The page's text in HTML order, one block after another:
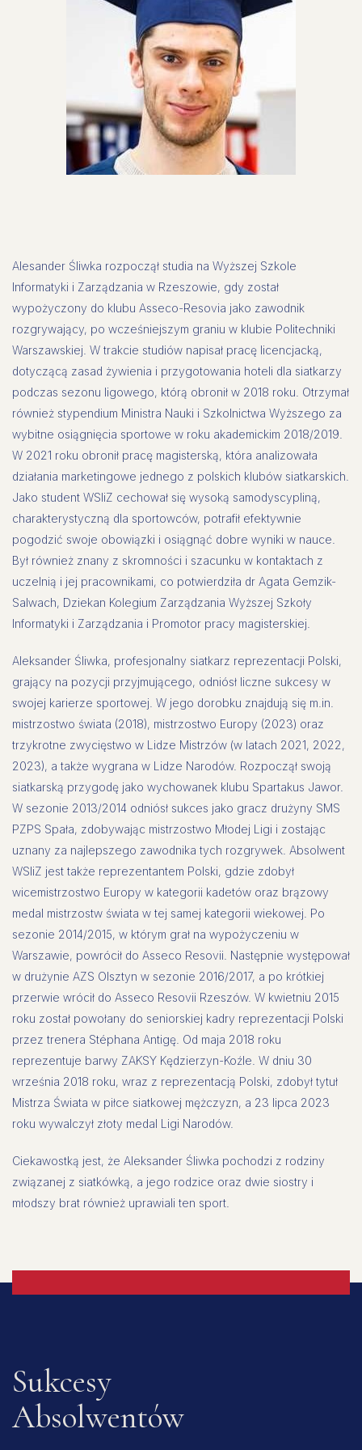
Alesander Śliwka rozpoczął studia na Wyższej Szkole
Informatyki i Zarządzania w Rzeszowie, gdy został
wypożyczony do klubu Asseco-Resovia jako zawodnik
rozgrywający, po wcześniejszym graniu w klubie Politechniki
Warszawskiej. W trakcie studiów napisał pracę licencjacką,
dotyczącą zasad żywienia i przygotowania hoteli dla siatkarzy
podczas sezonu ligowego, którą obronił w 2018 roku. Otrzymał
również stypendium Ministra Nauki i Szkolnictwa Wyższego za
wybitne osiągnięcia sportowe w roku akademickim 2018/2019.
W 2021 roku obronił pracę magisterską, która analizowała
działania marketingowe jednego z polskich klubów siatkarskich.
Jako student WSIiZ cechował się wysoką samodyscypliną,
charakterystyczną dla sportowców, potrafił efektywnie
pogodzić swoje obowiązki i osiągnąć dobre wyniki w nauce.
Był również znany z skromności i szacunku w kontaktach z
uczelnią i jej pracownikami, co potwierdziła dr Agata Gemzik-
Salwach, Dziekan Kolegium Zarządzania Wyższej Szkoły
Informatyki i Zarządzania i Promotor pracy magisterskiej.
Aleksander Śliwka, profesjonalny siatkarz reprezentacji Polski,
grający na pozycji przyjmującego, odniósł liczne sukcesy w
swojej karierze sportowej. W jego dorobku znajdują się m.in.
mistrzostwo świata (2018), mistrzostwo Europy (2023) oraz
trzykrotne zwycięstwo w Lidze Mistrzów (w latach 2021, 2022,
2023), a także wygrana w Lidze Narodów. Rozpoczął swoją
siatkarską przygodę jako wychowanek klubu Spartakus Jawor.
W sezonie 2013/2014 odniósł sukces jako gracz drużyny SMS
PZPS Spała, zdobywając mistrzostwo Młodej Ligi i zostając
uznany za najlepszego zawodnika tych rozgrywek. Absolwent
WSIiZ jest także reprezentantem Polski, gdzie zdobył
wicemistrzostwo Europy w kategorii kadetów oraz brązowy
medal mistrzostw świata w tej samej kategorii wiekowej. Po
sezonie 2014/2015, w którym grał na wypożyczeniu w
Warszawie, powrócił do Asseco Resovii. Następnie występował
w drużynie AZS Olsztyn w sezonie 2016/2017, a po krótkiej
przerwie wrócił do Asseco Resovii Rzeszów. W kwietniu 2015
roku został powołany do seniorskiej kadry reprezentacji Polski
przez trenera Stéphana Antigę. Od maja 2018 roku
reprezentuje barwy ZAKSY Kędzierzyn-Koźle. W dniu 30
września 2018 roku, wraz z reprezentacją Polski, zdobył tytuł
Mistrza Świata w piłce siatkowej mężczyzn, a 23 lipca 2023
roku wywalczył złoty medal Ligi Narodów.
Ciekawostką jest, że Aleksander Śliwka pochodzi z rodziny
związanej z siatkówką, a jego rodzice oraz dwie siostry i
młodszy brat również uprawiali ten sport.
Sukcesy
Absolwentów